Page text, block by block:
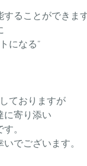
することができま
になる”
ておりますが
に寄り添い
。
でございます。